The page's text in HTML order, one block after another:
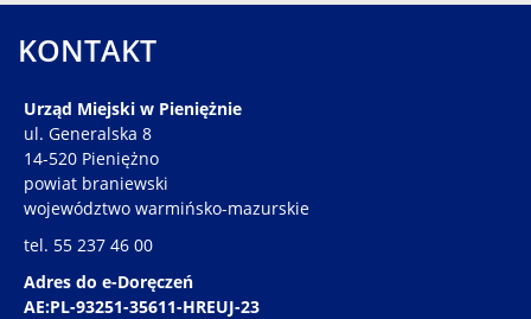
KONTAKT
Urząd Miejski w Pieniężnie
ul. Generalska 8
14-520 Pieniężno
powiat braniewski
województwo warmińsko-mazurskie
tel. 55 237 46 00
Adres do e-Doręczeń
AE:PL-93251-35611-HREUJ-23